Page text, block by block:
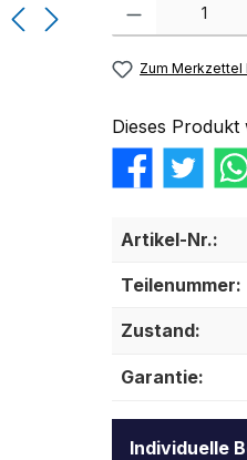
Zum Merkzettel
Dieses Produkt
Artikel-Nr.:
Teilenummer:
Zustand:
Garantie:
Individuelle